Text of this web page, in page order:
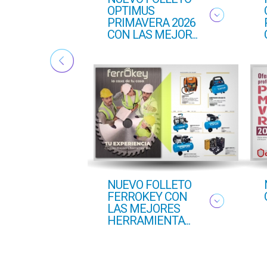
OPTIMUS
PRIMAVERA 2026
CON LAS MEJOR...
NUEVO FOLLETO
FERROKEY CON
LAS MEJORES
HERRAMIENTA...